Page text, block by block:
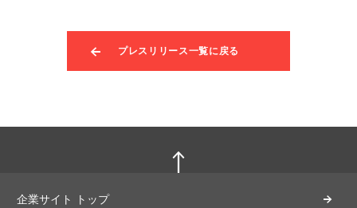
プレスリリース一覧に戻る
企業サイト トップ